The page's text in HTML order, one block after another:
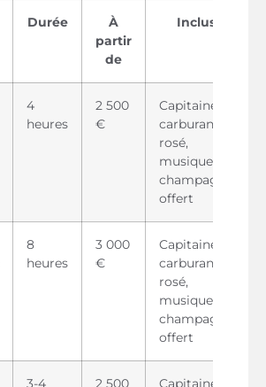
Durée
À
partir
de
Inclus
4
heures
2 500
€
Capitaine,
carburant,
rosé,
musique,
champagne
offert
8
heures
3 000
€
Capitaine,
carburant,
rosé,
musique,
champagne
offert
3-4
2 500
Capitaine,